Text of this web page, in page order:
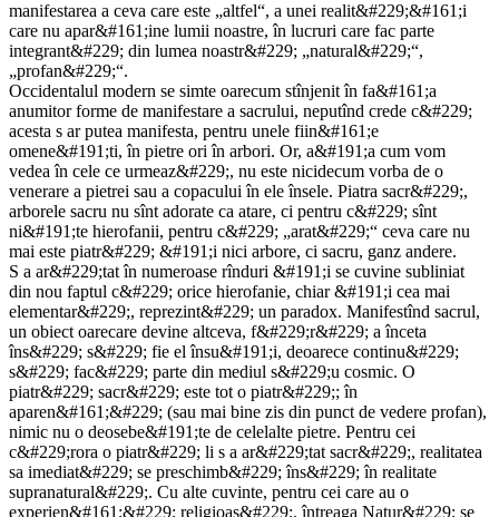
manifestarea a ceva care este „altfel“, a unei realit&#229;&#161;i
care nu apar&#161;ine lumii noastre, în lucruri care fac parte
integrant&#229; din lumea noastr&#229; „natural&#229;“,
„profan&#229;“.
Occidentalul modern se simte oarecum stînjenit în fa&#161;a
anumitor forme de manifestare a sacrului, neputînd crede c&#229;
acesta s ar putea manifesta, pentru unele fiin&#161;e
omene&#191;ti, în pietre ori în arbori. Or, a&#191;a cum vom
vedea în cele ce urmeaz&#229;, nu este nicidecum vorba de o
venerare a pietrei sau a copacului în ele însele. Piatra sacr&#229;,
arborele sacru nu sînt adorate ca atare, ci pentru c&#229; sînt
ni&#191;te hierofanii, pentru c&#229; „arat&#229;“ ceva care nu
mai este piatr&#229; &#191;i nici arbore, ci sacru, ganz andere.
S a ar&#229;tat în numeroase rînduri &#191;i se cuvine subliniat
din nou faptul c&#229; orice hierofanie, chiar &#191;i cea mai
elementar&#229;, reprezint&#229; un paradox. Manifestînd sacrul,
un obiect oarecare devine altceva, f&#229;r&#229; a înceta
îns&#229; s&#229; fie el însu&#191;i, deoarece continu&#229;
s&#229; fac&#229; parte din mediul s&#229;u cosmic. O
piatr&#229; sacr&#229; este tot o piatr&#229;; în
aparen&#161;&#229; (sau mai bine zis din punct de vedere profan),
nimic nu o deosebe&#191;te de celelalte pietre. Pentru cei
c&#229;rora o piatr&#229; li s a ar&#229;tat sacr&#229;, realitatea
sa imediat&#229; se preschimb&#229; îns&#229; în realitate
supranatural&#229;. Cu alte cuvinte, pentru cei care au o
experien&#161;&#229; religioas&#229;, întreaga Natur&#229; se